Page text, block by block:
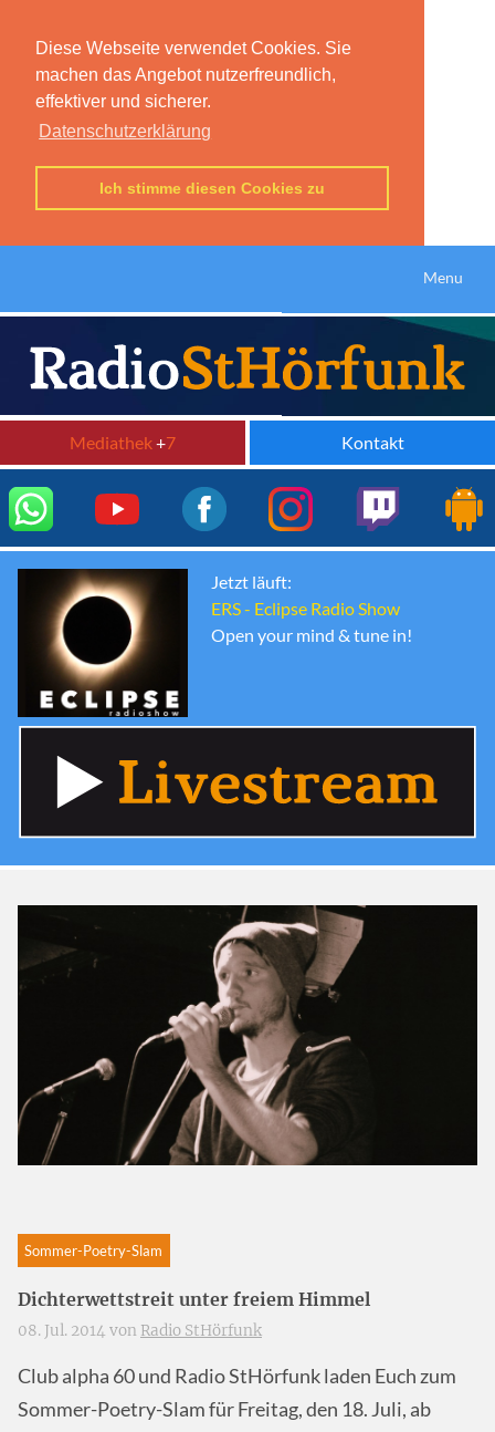
Diese Webseite verwendet Cookies. Sie
machen das Angebot nutzerfreundlich,
effektiver und sicherer.
Datenschutzerklärung
Ich stimme diesen Cookies zu
Menu
Mediathek+7 Kontakt
Jetzt läuft:
ERS - Eclipse Radio Show
Open your mind & tune in!
Sommer-Poetry-Slam
Dichterwettstreit unter freiem Himmel
08. Jul. 2014 von Radio StHörfunk
Club alpha 60 und Radio StHörfunk laden Euch zum
Sommer-Poetry-Slam für Freitag, den 18. Juli, ab